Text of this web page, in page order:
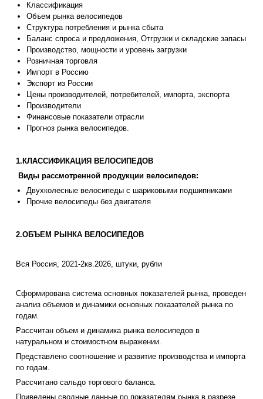
Классификация
Объем рынка велосипедов
Структура потребления и рынка сбыта
Баланс спроса и предложения, Отгрузки и складские запасы
Производство, мощности и уровень загрузки
Розничная торговля
Импорт в Россию
Экспорт из России
Цены производителей, потребителей, импорта, экспорта
Производители
Финансовые показатели отрасли
Прогноз рынка велосипедов.
1.КЛАССИФИКАЦИЯ ВЕЛОСИПЕДОВ
Виды рассмотренной продукции велосипедов:
Двухколесные велосипеды с шариковыми подшипниками
Прочие велосипеды без двигателя
2.ОБЪЕМ РЫНКА ВЕЛОСИПЕДОВ
Вся Россия, 2021-2кв.2026, штуки, рубли
Сформирована система основных показателей рынка, проведен
анализ объемов и динамики основных показателей рынка по
годам.
Рассчитан объем и динамика рынка велосипедов в
натуральном и стоимостном выражении.
Представлено соотношение и развитие производства и импорта
по годам.
Рассчитано сальдо торгового баланса.
Приведены сводные данные по показателям рынка в разрезе